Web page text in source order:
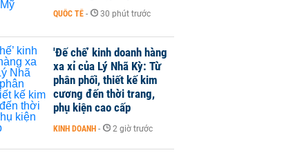
QUỐC TẾ - 30 phút trước
'Đế chế’ kinh doanh hàng
xa xỉ của Lý Nhã Kỳ: Từ
phân phối, thiết kế kim
cương đến thời trang,
phụ kiện cao cấp
KINH DOANH - 2 giờ trước